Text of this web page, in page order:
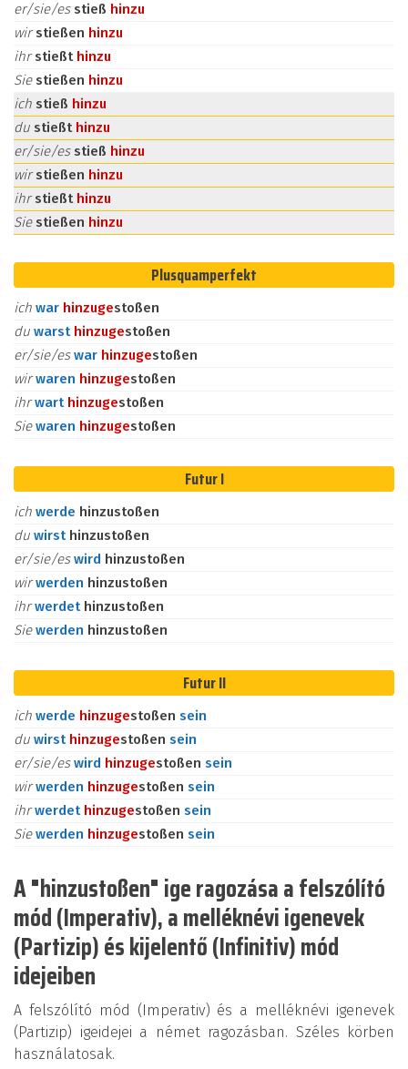
er/sie/es stieß hinzu
wirstießen hinzu
ihrstießt hinzu
Sie stießen hinzu
ich stieß hinzu
du stießt hinzu
er/sie/es stieß hinzu
wirstießen hinzu
ihrstießt hinzu
Sie stießen hinzu
Plusquamperfekt
ich war hinzugestoßen
du warst hinzugestoßen
er/sie/eswar hinzugestoßen
wirwaren hinzugestoßen
ihrwart hinzugestoßen
Siewaren hinzugestoßen
Futur I
ich werde hinzustoßen
du wirst hinzustoßen
er/sie/eswird hinzustoßen
wirwerden hinzustoßen
ihrwerdet hinzustoßen
Siewerden hinzustoßen
Futur II
ich werde hinzugestoßen sein
du wirst hinzugestoßen sein
er/sie/eswird hinzugestoßen sein
wirwerden hinzugestoßen sein
ihrwerdet hinzugestoßen sein
Siewerden hinzugestoßen sein
A "hinzustoßen" ige ragozása a felszólító
mód (Imperativ), a melléknévi igenevek
(Partizip) és kijelentő (Infinitiv) mód
idejeiben
A felszólító mód (Imperativ) és a melléknévi igenevek
(Partizip) igeidejei a német ragozásban. Széles körben
használatosak.